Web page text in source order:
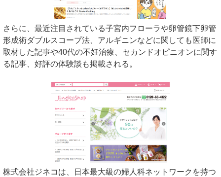
さらに、最近注目されている子宮内フローラや卵管鏡下卵管
形成術ダブルスコープ法、アルギニンなどに関しても医師に
取材した記事や40代の不妊治療、セカンドオピニオンに関す
る記事、好評の体験談も掲載される。
株式会社ジネコは、日本最大級の婦人科ネットワークを持つ